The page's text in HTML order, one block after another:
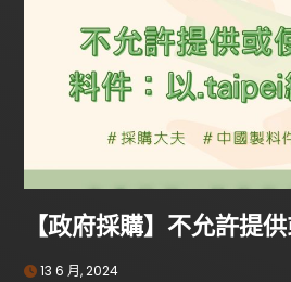
【政府採購】不允許提
13 6 月, 2024